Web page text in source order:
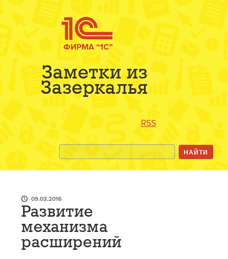
Заметки из
Зазеркалья
RSS
09.03.2016
Развитие
механизма
расширений